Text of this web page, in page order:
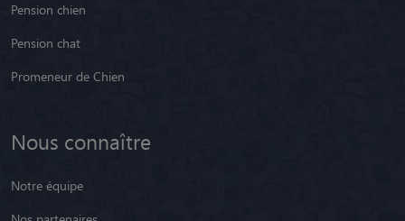
Pension chien
Pension chat
Promeneur de Chien
Nous connaître
Notre équipe